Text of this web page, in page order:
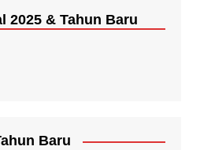
2025 & Tahun Baru
Baru